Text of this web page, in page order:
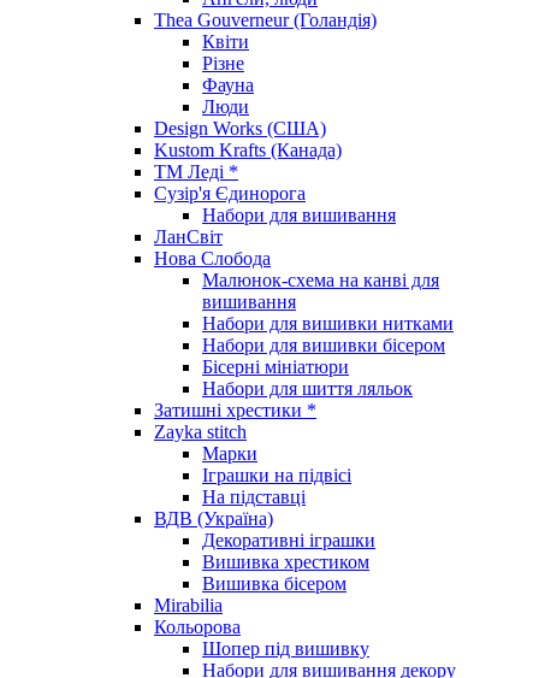
Thea Gouverneur (Голандія)
Квіти
Різне
Фауна
Люди
Design Works (США)
Kustom Krafts (Канада)
ТМ Леді *
Сузір'я Єдинорога
Набори для вишивання
ЛанСвіт
Нова Слобода
Малюнок-схема на канві для
вишивання
Набори для вишивки нитками
Набори для вишивки бісером
Бісерні мініатюри
Набори для шиття ляльок
Затишні хрестики *
Zayka stitch
Марки
Іграшки на підвісі
На підставці
ВДВ (Україна)
Декоративні іграшки
Вишивка хрестиком
Вишивка бісером
Mirabilia
Кольорова
Шопер під вишивку
Набори для вишивання декору